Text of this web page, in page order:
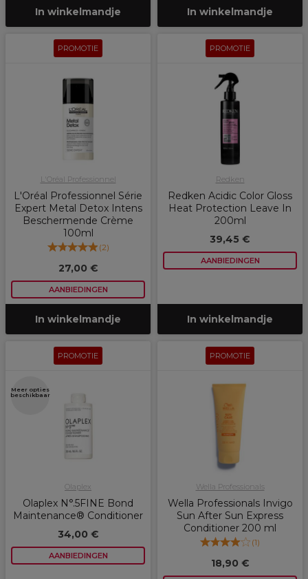
In winkelmandje In winkelmandje
PROMOTIE
L'Oréal Professionnel
L'Oréal Professionnel Série
Expert Metal Detox Intens
Beschermende Crème
100ml
(2)
27,00 €
AANBIEDINGEN
In winkelmandje
PROMOTIE
Redken
Redken Acidic Color Gloss
Heat Protection Leave In
200ml
39,45 €
AANBIEDINGEN
In winkelmandje
PROMOTIE
Meer opties
beschikbaar
Olaplex
Olaplex N°.5FINE Bond
Maintenance® Conditioner
34,00 €
AANBIEDINGEN
PROMOTIE
Wella Professionals
Wella Professionals Invigo
Sun After Sun Express
Conditioner 200 ml
(1)
18,90 €